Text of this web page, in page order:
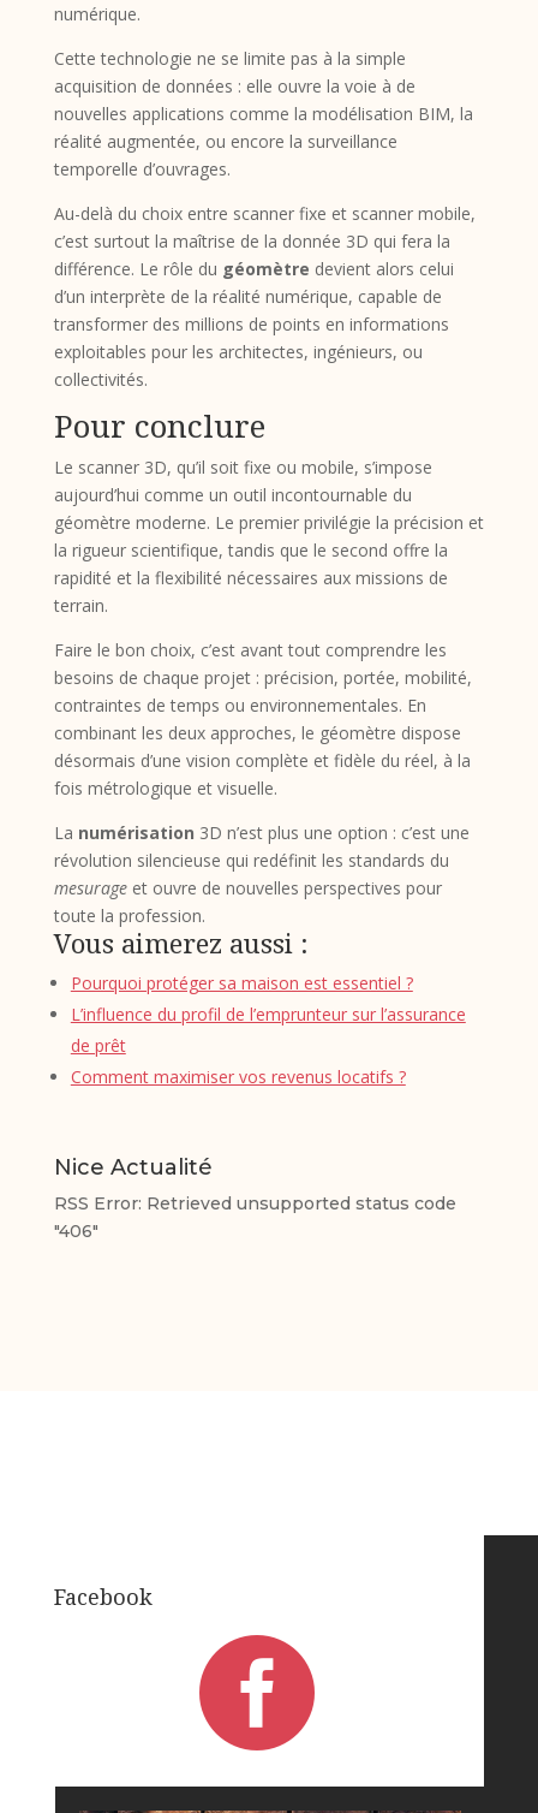
numérique.
Cette technologie ne se limite pas à la simple
acquisition de données : elle ouvre la voie à de
nouvelles applications comme la modélisation BIM, la
réalité augmentée, ou encore la surveillance
temporelle d’ouvrages.
Au-delà du choix entre scanner fixe et scanner mobile,
c’est surtout la maîtrise de la donnée 3D qui fera la
différence. Le rôle du géomètre devient alors celui
d’un interprète de la réalité numérique, capable de
transformer des millions de points en informations
exploitables pour les architectes, ingénieurs, ou
collectivités.
Pour conclure
Le scanner 3D, qu’il soit fixe ou mobile, s’impose
aujourd’hui comme un outil incontournable du
géomètre moderne. Le premier privilégie la précision et
la rigueur scientifique, tandis que le second offre la
rapidité et la flexibilité nécessaires aux missions de
terrain.
Faire le bon choix, c’est avant tout comprendre les
besoins de chaque projet : précision, portée, mobilité,
contraintes de temps ou environnementales. En
combinant les deux approches, le géomètre dispose
désormais d’une vision complète et fidèle du réel, à la
fois métrologique et visuelle.
La numérisation 3D n’est plus une option : c’est une
révolution silencieuse qui redéfinit les standards du
mesurage et ouvre de nouvelles perspectives pour
toute la profession.
Vous aimerez aussi :
Pourquoi protéger sa maison est essentiel ?
L’influence du profil de l’emprunteur sur l’assurance
de prêt
Comment maximiser vos revenus locatifs ?
Nice Actualité
RSS Error: Retrieved unsupported status code
"406"
Facebook
